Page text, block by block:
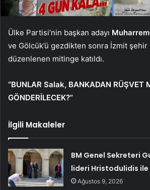
Ülke Partisi’nin başkan adayı
ve Gölcük’ü gezdikten sonra İzmit
düzenlenen mitinge katıldı.
“BUNLAR Salak, BANKADAN RÜŞVET
GÖNDERİLECEK?”
İlgili Makaleler
BM Genel Sekreteri
lideri Hristodulidis
Ağustos 9, 2026